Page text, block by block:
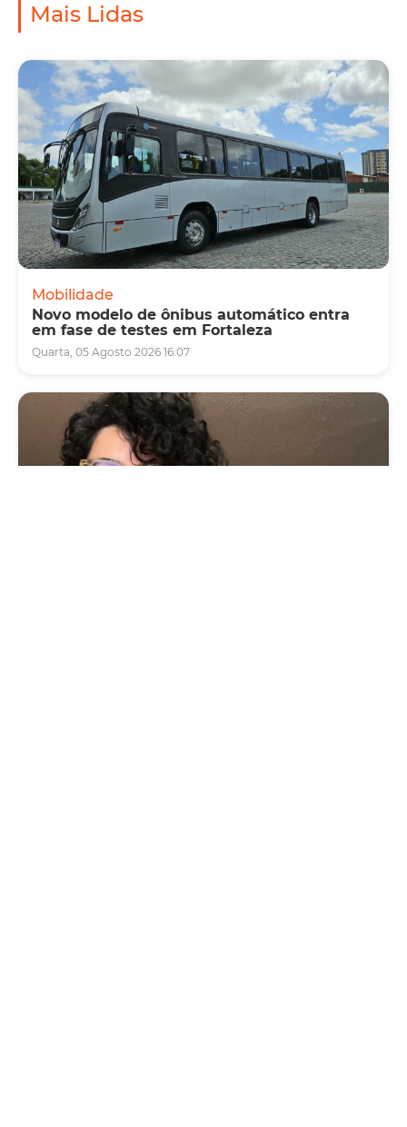
Mais Lidas
Mobilidade
Novo modelo de ônibus automático entra
em fase de testes em Fortaleza
Quarta, 05 Agosto 2026 16:07